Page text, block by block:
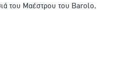
του Μαέστρου του Barolo,